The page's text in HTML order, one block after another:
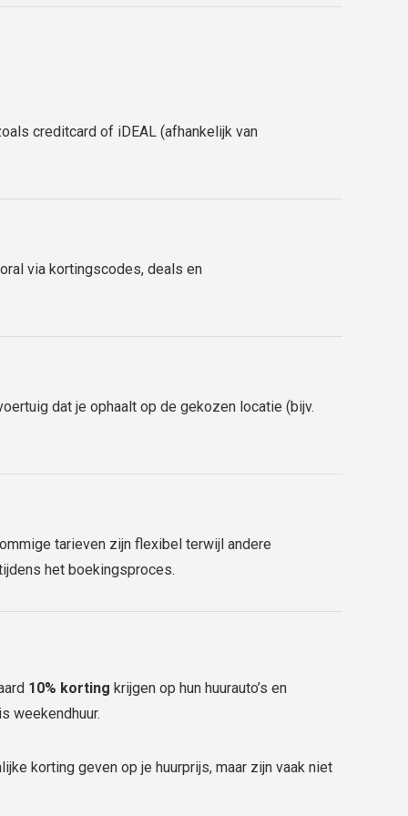
creditcard of iDEAL (afhankelijk van
via kortingscodes, deals en
dat je ophaalt op de gekozen locatie (bijv.
tarieven zijn flexibel terwijl andere
het boekingsproces.
10% korting krijgen op hun huurauto’s en
weekendhuur.
korting geven op je huurprijs, maar zijn vaak niet